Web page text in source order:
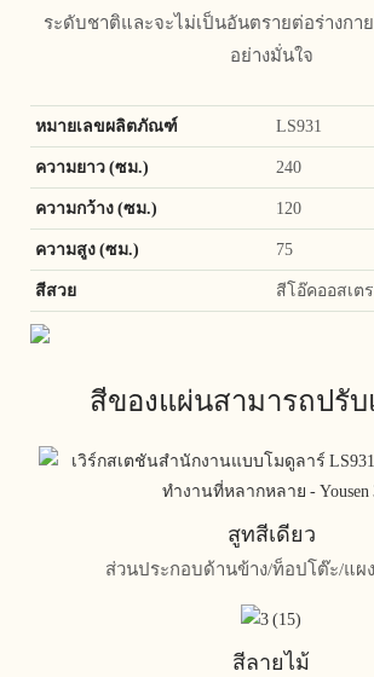
ระดับชาติและจะไม่เป็นอันตรายต่อร่างกา
อย่างมั่นใจ
หมายเลขผลิตภัณฑ์ LS931
ความยาว (ซม.) 240
ความกว้าง (ซม.) 120
ความสูง (ซม.) 75
สีสวย สีโอ๊คออสเต
สีของแผ่นสามารถปรับ
สูทสีเดียว
ส่วนประกอบด้านข้าง/ท็อปโต๊ะ/แผ
สีลายไม้